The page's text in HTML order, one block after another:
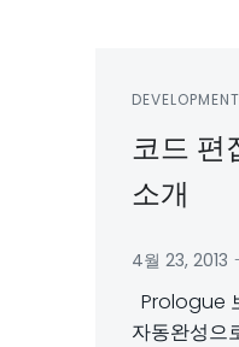
DEVELOPMENT
코드
소개
4월 23, 2013 -
Prologue
자동완성으